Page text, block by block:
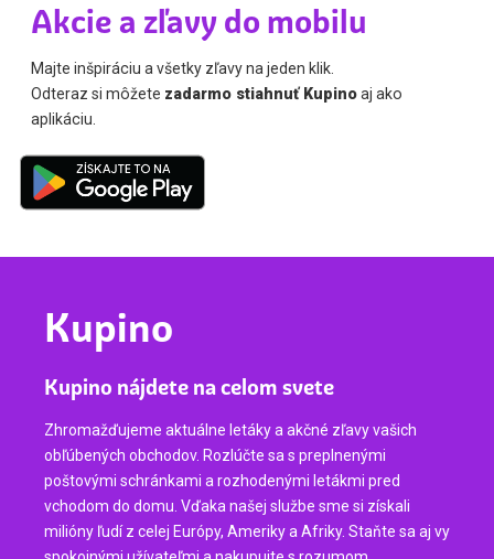
Akcie a zľavy do mobilu
Majte inšpiráciu a všetky zľavy na jeden klik.
Odteraz si môžete zadarmo stiahnuť Kupinoaj ako
aplikáciu.
Kupino
Kupino nájdete na celom svete
Zhromažďujeme aktuálne letáky a akčné zľavy vašich
obľúbených obchodov. Rozlúčte sa s preplnenými
poštovými schránkami a rozhodenými letákmi pred
vchodom do domu. Vďaka našej službe sme si získali
milióny ľudí z celej Európy, Ameriky a Afriky. Staňte sa aj vy